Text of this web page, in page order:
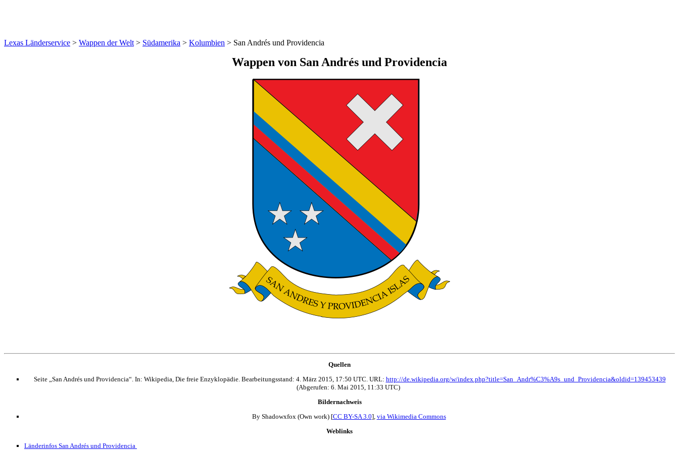
Lexas Länderservice > Wappen der Welt > Südamerika > Kolumbien > San Andrés und Providencia
Wappen von San Andrés und Providencia
Quellen
Seite „San Andrés und Providencia“. In: Wikipedia, Die freie Enzyklopädie. Bearbeitungsstand: 4. März 2015, 17:50 UTC. URL: http://de.wikipedia.org/w/index.php?title=San_Andr%C3%A9s_und_Providencia&oldid=139453439
(Abgerufen: 6. Mai 2015, 11:33 UTC)
Bildernachweis
By Shadowxfox (Own work) [CC BY-SA 3.0], via Wikimedia Commons
Weblinks
Länderinfos San Andrés und Providencia